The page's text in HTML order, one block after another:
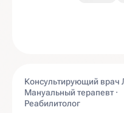
Консультирующий врач
Мануальный терапевт ·
Реабилитолог